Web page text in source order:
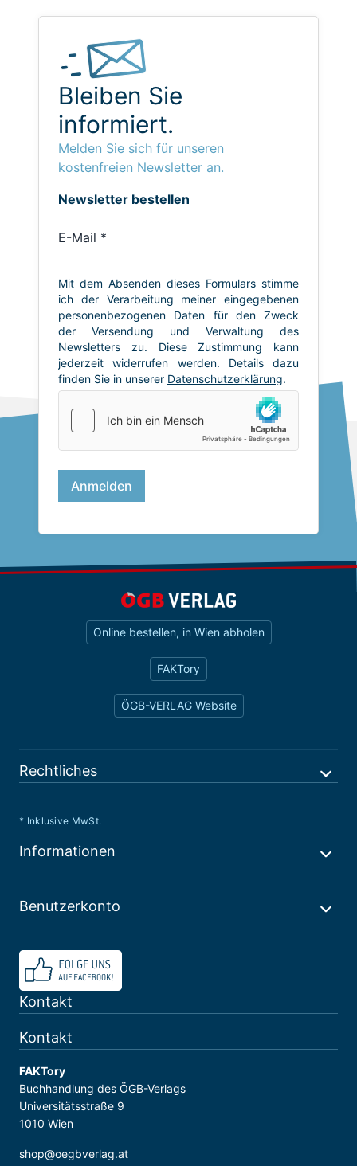
Bleiben Sie
informiert.
Melden Sie sich für unseren
kostenfreien Newsletter an.
Online bestellen, in Wien abholen
FAKTory
ÖGB-VERLAG Website
Rechtliches
* Inklusive MwSt.
Informationen
Benutzerkonto
Kontakt
Kontakt
FAKTory
Buchhandlung des ÖGB-Verlags
Universitätsstraße 9
1010 Wien
shop@oegbverlag.at